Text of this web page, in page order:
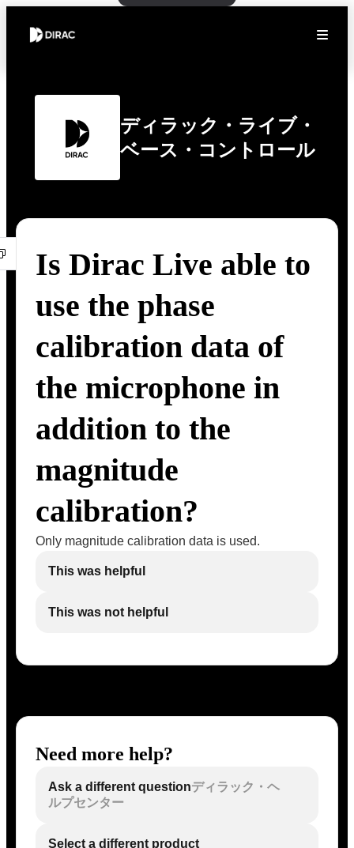
ディラック・ライブ・
ベース・コントロール
Is Dirac Live able to
use the phase
calibration data of
the microphone in
addition to the
magnitude
calibration?
Only magnitude calibration data is used.
This was helpful
This was not helpful
Need more help?
Ask a different questionディラック・ヘ
ルプセンター
Select a different product